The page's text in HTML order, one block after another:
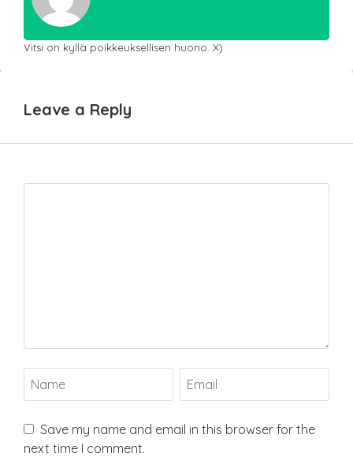
Vitsi on kyllä poikkeuksellisen huono. X)
Leave a Reply
Save my name and email in this browser for the
next time I comment.